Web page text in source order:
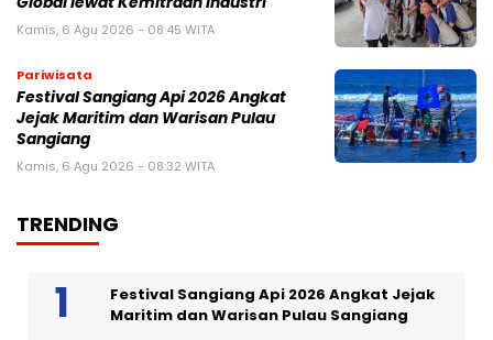
Kamis, 6 Agu 2026 - 08:45 WITA
Pariwisata
Festival Sangiang Api 2026 Angkat
Jejak Maritim dan Warisan Pulau
Sangiang
Kamis, 6 Agu 2026 - 08:32 WITA
TRENDING
Festival Sangiang Api 2026 Angkat Jejak
Maritim dan Warisan Pulau Sangiang